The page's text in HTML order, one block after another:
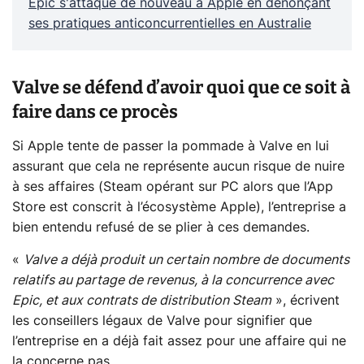
Epic s'attaque de nouveau à Apple en dénonçant
ses pratiques anticoncurrentielles en Australie
Valve se défend d’avoir quoi que ce soit à
faire dans ce procès
Si Apple tente de passer la pommade à Valve en lui
assurant que cela ne représente aucun risque de nuire
à ses affaires (Steam opérant sur PC alors que l’App
Store est conscrit à l’écosystème Apple), l’entreprise a
bien entendu refusé de se plier à ces demandes.
« Valve a déjà produit un certain nombre de documents
relatifs au partage de revenus, à la concurrence avec
Epic, et aux contrats de distribution Steam», écrivent
les conseillers légaux de Valve pour signifier que
l’entreprise en a déjà fait assez pour une affaire qui ne